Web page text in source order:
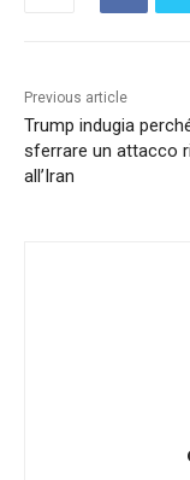
Previous article
Trump indugia
sferrare un attacco
all’Iran